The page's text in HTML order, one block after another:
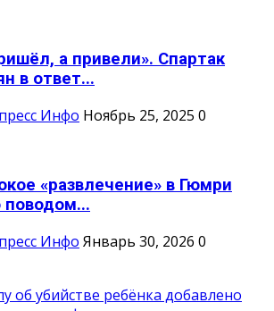
а привели». Спартак
в ответ...
Инфо Ноябрь 25, 2025 0
«развлечение» в Гюмри
поводом...
Инфо Январь 30, 2026 0